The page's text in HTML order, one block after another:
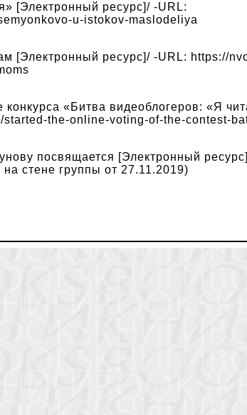
[Электронный ресурс]/ -URL:
u-istokov-maslodeliya
[Электронный ресурс]/ -URL: https://
конкурса «Битва видеоблогеров: «Я
the-online-voting-of-the-contest-
посвящается [Электронный
стене группы от 27.11.2019)